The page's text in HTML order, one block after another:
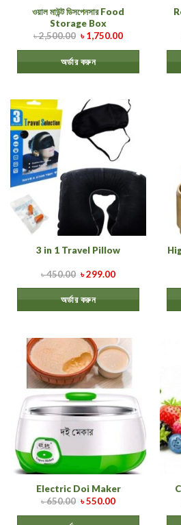
ওয়াল মাউন্ট ডিসপেনসার Food
Storage Box
৳2,500.00 ৳1,750.00
অর্ডার করুন
3 in 1 Travel Pillow
৳450.00 ৳299.00
অর্ডার করুন
Electric Doi Maker
৳650.00 ৳550.00